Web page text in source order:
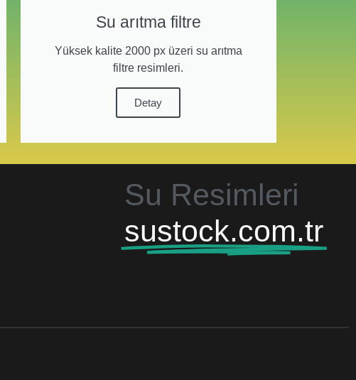
Su arıtma filtre
Yüksek kalite 2000 px üzeri su arıtma
filtre resimleri.
Detay
Su Resimleri
sustock.com.tr